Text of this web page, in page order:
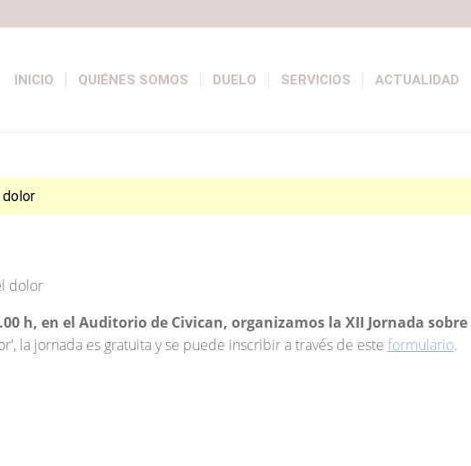
INICIO QUIÉNES SOMOS DUELO SERVICIOS ACTUALIDAD
dolor
h, en el Auditorio de Civican, organizamos la XII Jornada
la jornada es gratuita y se puede inscribir a través de este formulario.